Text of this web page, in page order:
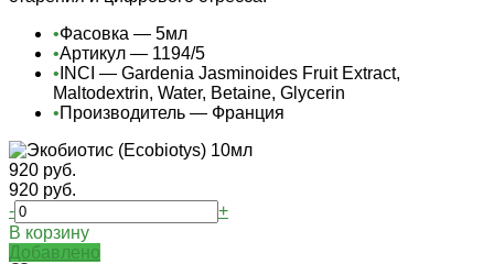
•Фасовка — 5мл
•Артикул — 1194/5
• INCI — Gardenia Jasminoides Fruit Extract,
Maltodextrin, Water, Betaine, Glycerin
•Производитель — Франция
920 руб.
920 руб.
-
+
В корзину
Добавлено